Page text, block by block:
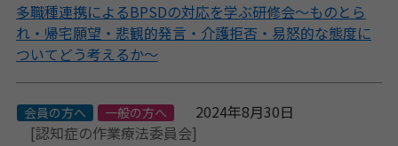
多職種連携によるBPSDの対応を学ぶ研修会～ものとら
れ・帰宅願望・悲観的発言・介護拒否・易怒的な態度に
ついてどう考えるか～
会員の方へ 一般の方へ
2024年8月30日
[認知症の作業療法委員会]